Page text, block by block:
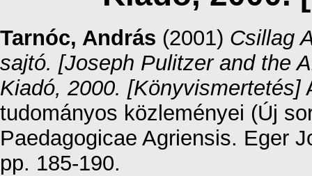
Tarnóc, András (2001) Csillag
sajtó. [Joseph Pulitzer and the
Kiadó, 2000. [Könyvismertetés]
tudományos közleményei (Új
Paedagogicae Agriensis. Eger
pp. 185-190.